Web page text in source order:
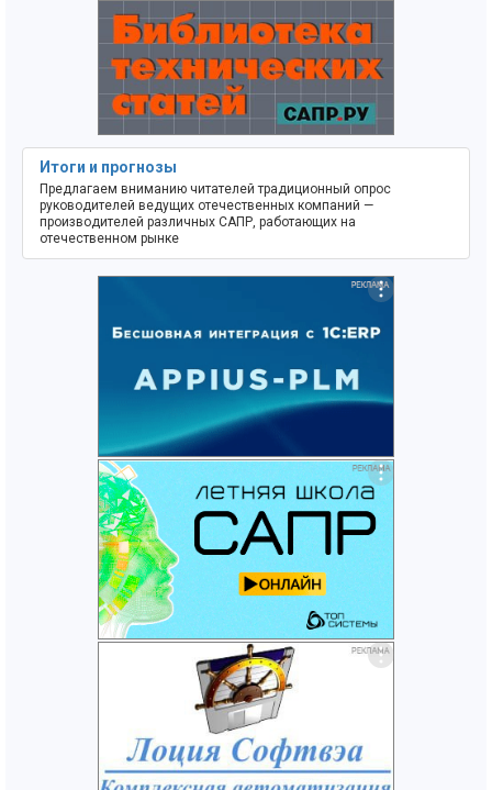
Итоги и прогнозы
Предлагаем вниманию читателей традиционный опрос
руководителей ведущих отечественных компаний —
производителей различных САПР, работающих на
отечественном рынке